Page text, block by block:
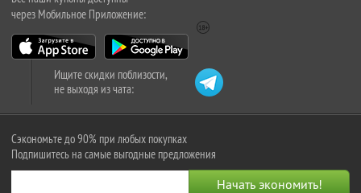
через Мобильное Приложение:
Ищите скидки поблизости,
не выходя из чата:
Сэкономьте до 90% при любых покупках
Подпишитесь на самые выгодные предложения